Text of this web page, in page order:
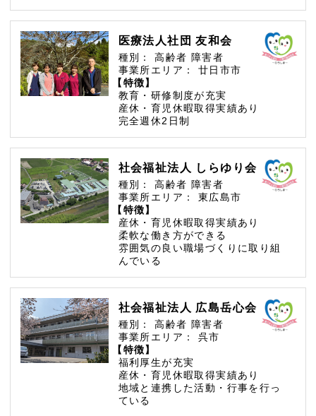
医療法人社団 友和会
種別： 高齢者 障害者
事業所エリア：
廿日市市
【特徴】
教育・研修制度が充実
産休・育児休暇取得実績あり
完全週休2日制
社会福祉法人 しらゆり会
種別： 高齢者 障害者
事業所エリア：
東広島市
【特徴】
産休・育児休暇取得実績あり
柔軟な働き方ができる
雰囲気の良い職場づくりに取り組
んでいる
社会福祉法人 広島岳心会
種別： 高齢者 障害者
事業所エリア：
呉市
【特徴】
福利厚生が充実
産休・育児休暇取得実績あり
地域と連携した活動・行事を行っ
ている